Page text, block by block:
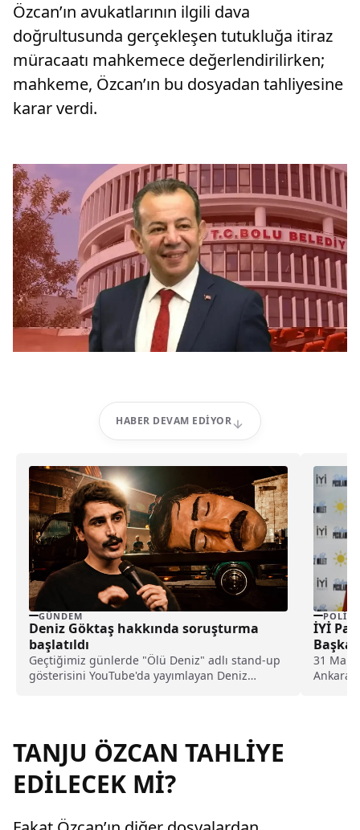
Özcan’ın avukatlarının ilgili dava
doğrultusunda gerçekleşen tutukluğa itiraz
müracaatı mahkemece değerlendirilirken;
mahkeme, Özcan’ın bu dosyadan tahliyesine
karar verdi.
HABER DEVAM EDIYOR
GÜNDEM
Deniz Göktaş hakkında soruşturma
başlatıldı
Geçtiğimiz günlerde "Ölü Deniz" adlı stand-up
gösterisini YouTube'da yayımlayan Deniz
İYİ
31 Mart
Ankara
TANJU ÖZCAN TAHLİYE
EDİLECEK Mİ?